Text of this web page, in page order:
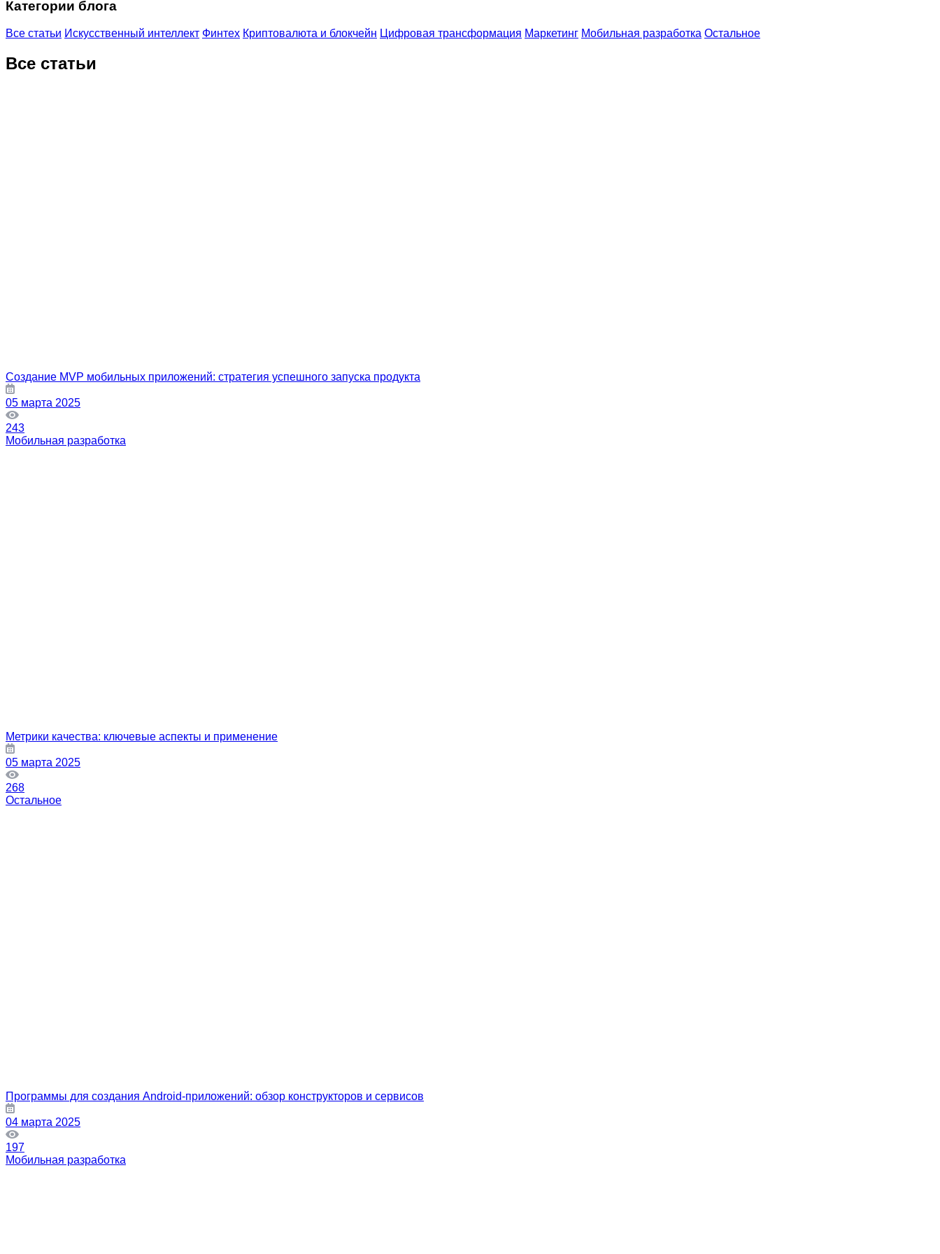
Категории блога
Все статьи Искусственный интеллект Финтех Криптовалюта и блокчейн Цифровая трансформация Маркетинг Мобильная разработка Остальное
Все статьи
Создание MVP мобильных приложений: стратегия успешного запуска продукта
05 марта 2025
243
Мобильная разработка
Метрики качества: ключевые аспекты и применение
05 марта 2025
268
Остальное
Программы для создания Android-приложений: обзор конструкторов и сервисов
04 марта 2025
197
Мобильная разработка